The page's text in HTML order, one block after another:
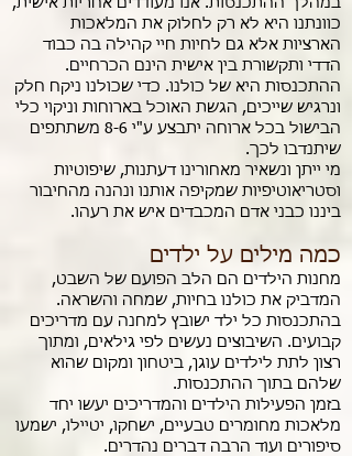
במהלך ההתכנסות. אנו מעודדים אחריות אישית,
כוונתנו היא לא רק לחלוק את המלאכות
הארציות אלא גם לחיות חיי קהילה בה כבוד
הדדי ותקשורת בין אישית הינם הכרחיים.
ההתכנסות היא של כולנו. כדי שכולנו ניקח חלק
ונרגיש שייכים, הגשת האוכל בארוחות וניקוי כלי
הבישול בכל ארוחה יתבצע ע"י 8-6 משתתפים
שיתנדבו לכך.
מי ייתן ונשאיר מאחורינו דעתנות, שיפוטיות
וסטריאוטיפיות שמקיפה אותנו ונהנה מהחיבור
ביננו כבני אדם המכבדים איש את רעהו.
כמה מילים על ילדים
מחנות הילדים הם הלב הפועם של השבט,
המדביק את כולנו בחיות, שמחה והשראה.
בהתכנסות כל ילד ישובץ למחנה עם מדריכים
קבועים. השיבוצים נעשים לפי גילאים, ומתוך
רצון לתת לילדים עוגן, ביטחון ומקום שהוא
שלהם בתוך ההתכנסות.
בזמן הפעילות הילדים והמדריכים יעשו יחד
מלאכות מחומרים טבעיים, ישחקו, יטיילו, ישמעו
סיפורים ועוד הרבה דברים נהדרים.